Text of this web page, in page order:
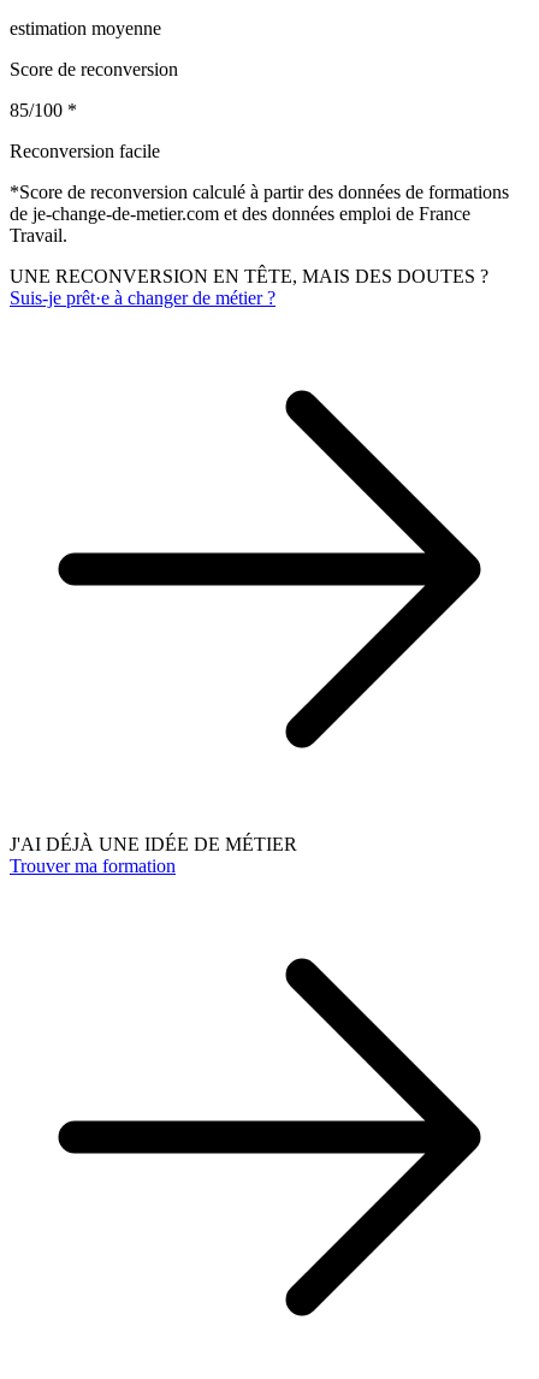
estimation moyenne
Score de reconversion
85/100 *
Reconversion facile
*Score de reconversion calculé à partir des données de formations
de je-change-de-metier.com et des données emploi de France
Travail.
UNE RECONVERSION EN TÊTE, MAIS DES DOUTES ?
Suis-je prêt·e à changer de métier ?
J'AI DÉJÀ UNE IDÉE DE MÉTIER
Trouver ma formation